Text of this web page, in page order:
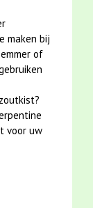
maken bij
of
voor uw